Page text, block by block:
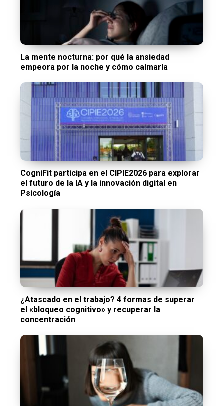
La mente nocturna: por qué la ansiedad
empeora por la noche y cómo calmarla
CogniFit participa en el CIPIE2026 para explorar
el futuro de la IA y la innovación digital en
Psicología
¿Atascado en el trabajo? 4 formas de superar
el «bloqueo cognitivo» y recuperar la
concentración